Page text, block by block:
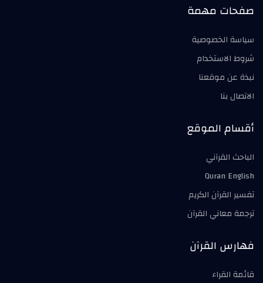
صفحات مهمة
سياسة الخصوصية
شروط الاستخدام
نبذة عن موقعنا
الاتصال بنا
أقسام الموقع
الباحث القرآني
Quran English
تفسير القرآن الكريم
ترجمة معاني القرآن
فهارس القرآن
قائمة القراء